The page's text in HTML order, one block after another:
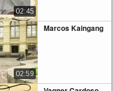
02:45
Marcos Kaingang
02:59